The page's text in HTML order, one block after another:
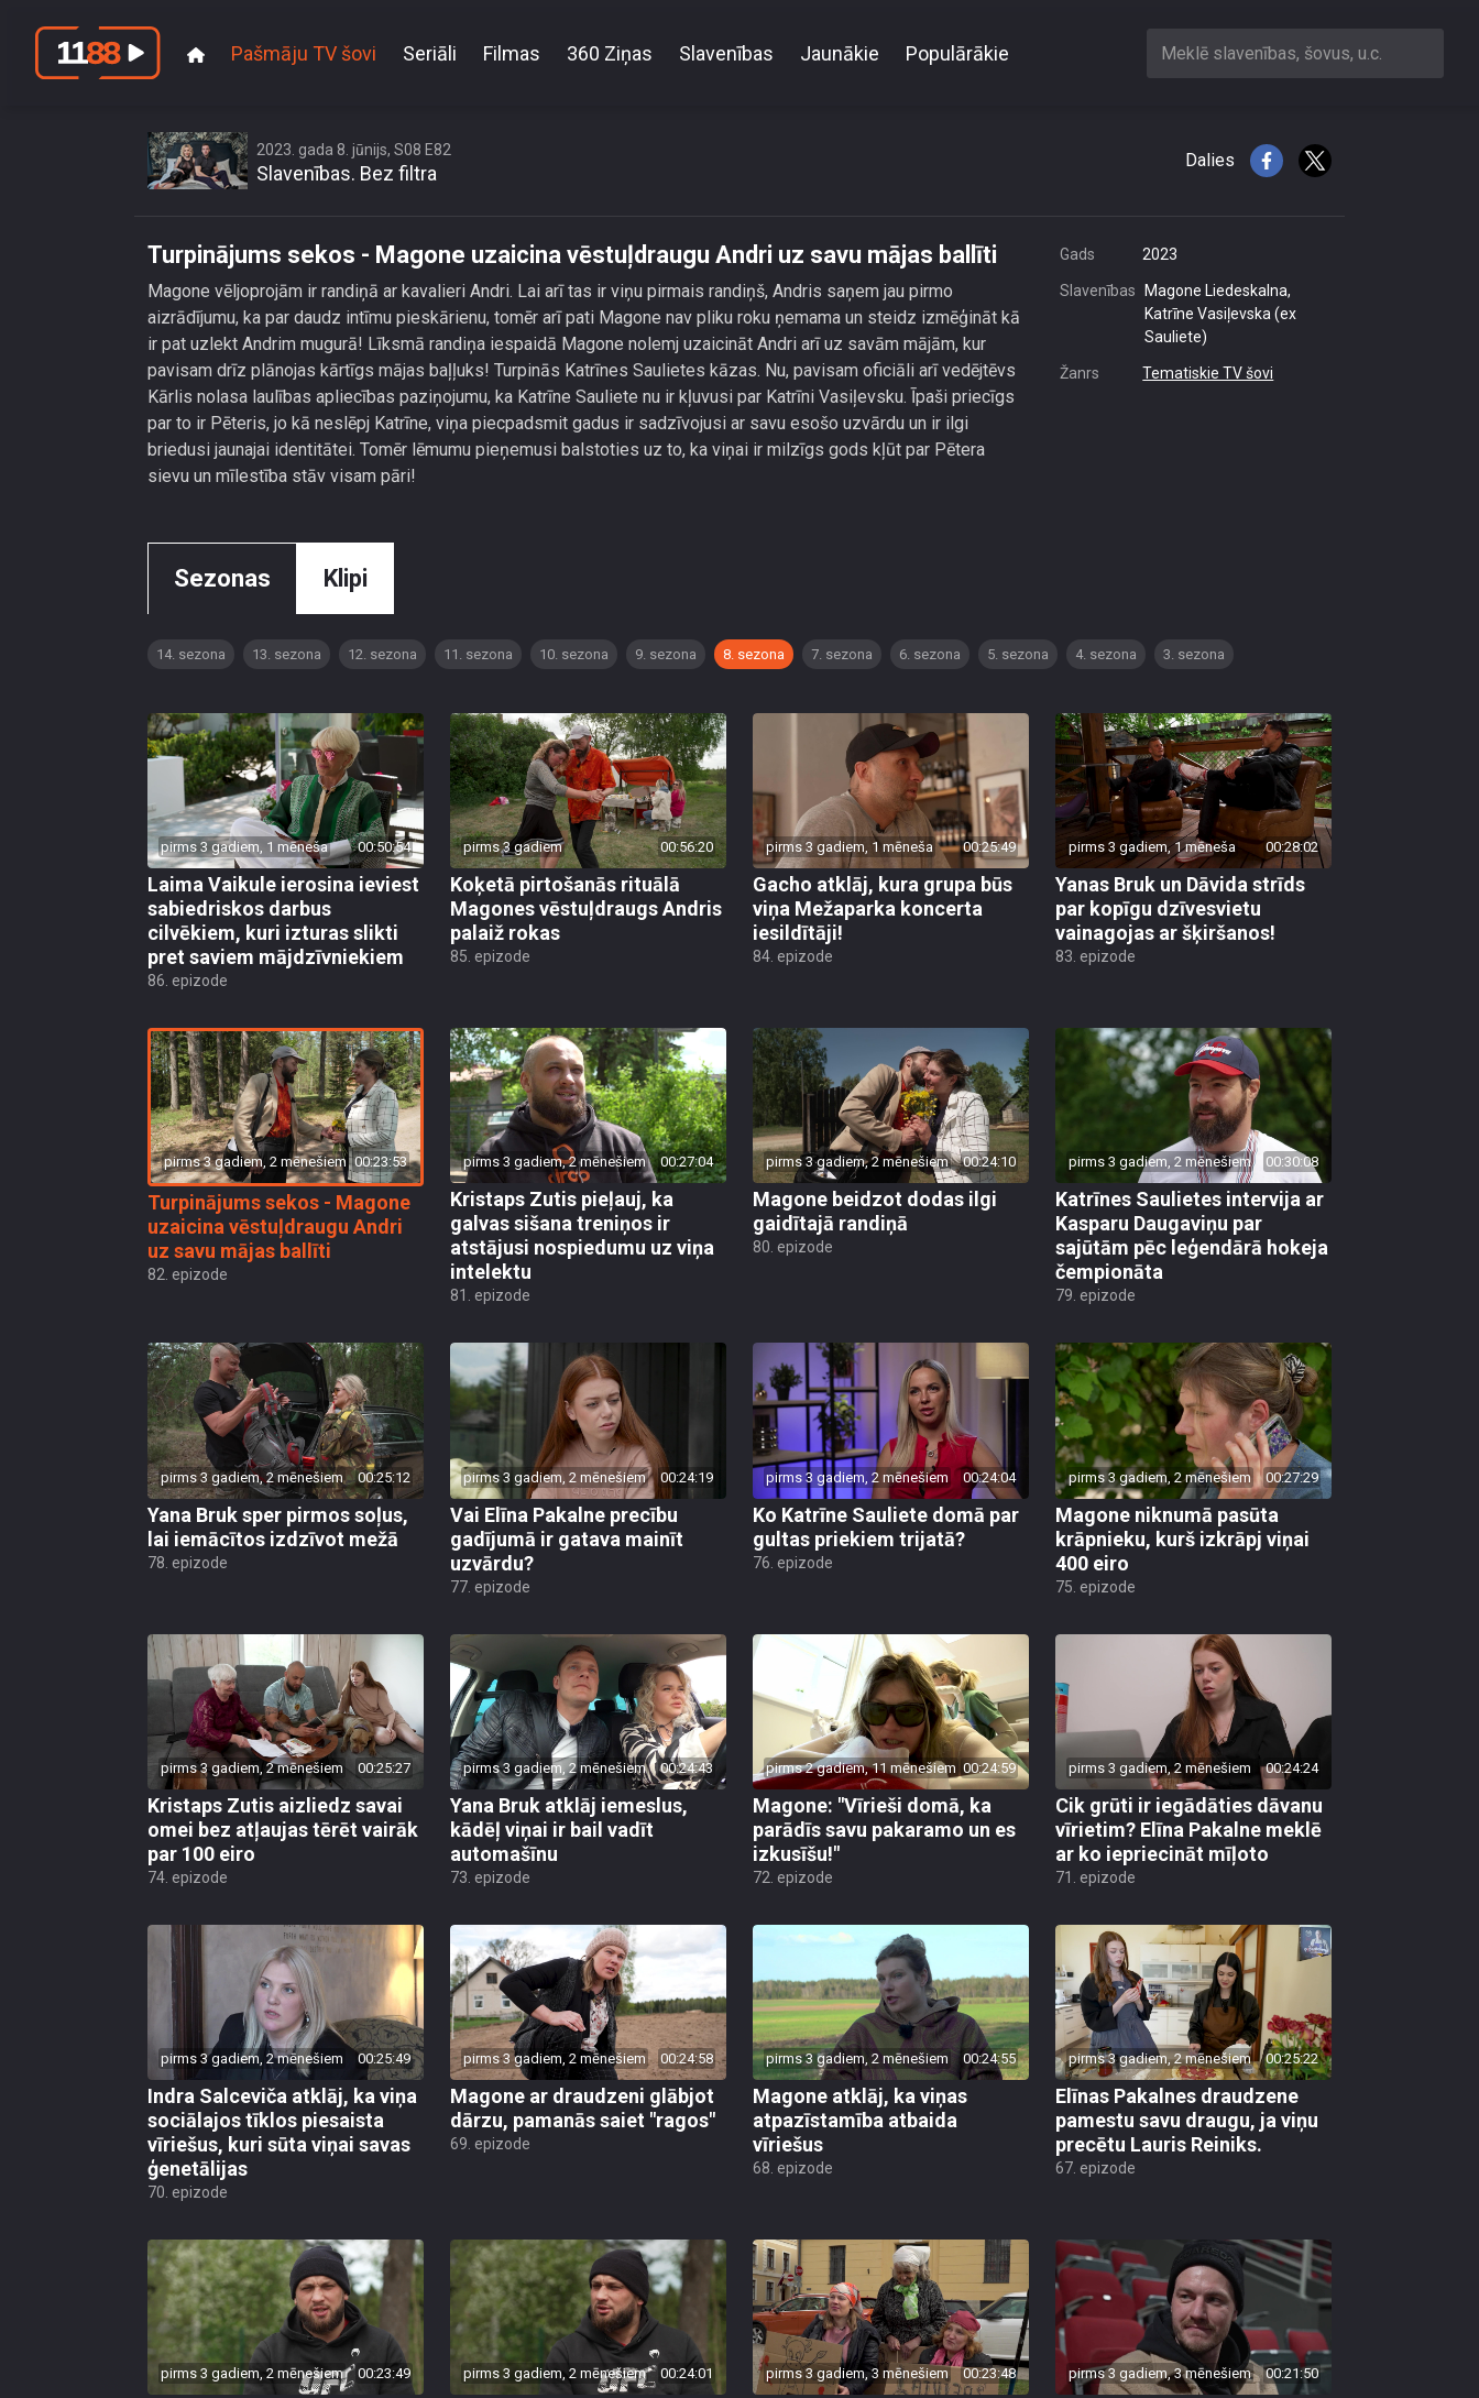
Pašmāju TV šovi Seriāli Filmas 360 Ziņas Slavenības Jaunākie Populārākie Meklē slavenības, šovus, u.c.
2023. gada 8. jūnijs, S08 E82
Slavenības. Bez filtra
Dalies
Turpinājums sekos - Magone uzaicina vēstuļdraugu Andri uz savu mājas ballīti
Magone vēljoprojām ir randiņā ar kavalieri Andri. Lai arī tas ir viņu pirmais randiņš, Andris saņem jau pirmo
aizrādījumu, ka par daudz intīmu pieskārienu, tomēr arī pati Magone nav pliku roku ņemama un steidz izmēģināt kā
ir pat uzlekt Andrim mugurā! Līksmā randiņa iespaidā Magone nolemj uzaicināt Andri arī uz savām mājām, kur
pavisam drīz plānojas kārtīgs mājas baļļuks! Turpinās Katrīnes Saulietes kāzas. Nu, pavisam oficiāli arī vedējtēvs
Kārlis nolasa laulības apliecības paziņojumu, ka Katrīne Sauliete nu ir kļuvusi par Katrīni Vasiļevsku. Īpaši priecīgs
par to ir Pēteris, jo kā neslēpj Katrīne, viņa piecpadsmit gadus ir sadzīvojusi ar savu esošo uzvārdu un ir ilgi
briedusi jaunajai identitātei. Tomēr lēmumu pieņemusi balstoties uz to, ka viņai ir milzīgs gods kļūt par Pētera
sievu un mīlestība stāv visam pāri!
Gads 2023
Slavenības
Magone Liedeskalna,
Katrīne Vasiļevska (ex
Sauliete)
Žanrs Tematiskie TV šovi
Sezonas Klipi
14. sezona 13. sezona 12. sezona 11. sezona 10. sezona 9. sezona 8. sezona 7. sezona 6. sezona 5. sezona 4. sezona 3. sezona
pirms 3 gadiem, 1 mēneša 00:50:54
Laima Vaikule ierosina ieviest
sabiedriskos darbus
cilvēkiem, kuri izturas slikti
pret saviem mājdzīvniekiem
86. epizode
pirms 3 gadiem 00:56:20
Koķetā pirtošanās rituālā
Magones vēstuļdraugs Andris
palaiž rokas
85. epizode
pirms 3 gadiem, 1 mēneša 00:25:49
Gacho atklāj, kura grupa būs
viņa Mežaparka koncerta
iesildītāji!
84. epizode
pirms 3 gadiem, 1 mēneša 00:28:02
Yanas Bruk un Dāvida strīds
par kopīgu dzīvesvietu
vainagojas ar šķiršanos!
83. epizode
pirms 3 gadiem, 2 mēnešiem 00:23:53
Turpinājums sekos - Magone
uzaicina vēstuļdraugu Andri
uz savu mājas ballīti
82. epizode
pirms 3 gadiem, 2 mēnešiem 00:27:04
Kristaps Zutis pieļauj, ka
galvas sišana treniņos ir
atstājusi nospiedumu uz viņa
intelektu
81. epizode
pirms 3 gadiem, 2 mēnešiem 00:24:10
Magone beidzot dodas ilgi
gaidītajā randiņā
80. epizode
pirms 3 gadiem, 2 mēnešiem 00:30:08
Katrīnes Saulietes intervija ar
Kasparu Daugaviņu par
sajūtām pēc leģendārā hokeja
čempionāta
79. epizode
pirms 3 gadiem, 2 mēnešiem 00:25:12
Yana Bruk sper pirmos soļus,
lai iemācītos izdzīvot mežā
78. epizode
pirms 3 gadiem, 2 mēnešiem 00:24:19
Vai Elīna Pakalne precību
gadījumā ir gatava mainīt
uzvārdu?
77. epizode
pirms 3 gadiem, 2 mēnešiem 00:24:04
Ko Katrīne Sauliete domā par
gultas priekiem trijatā?
76. epizode
pirms 3 gadiem, 2 mēnešiem 00:27:29
Magone niknumā pasūta
krāpnieku, kurš izkrāpj viņai
400 eiro
75. epizode
pirms 3 gadiem, 2 mēnešiem 00:25:27
Kristaps Zutis aizliedz savai
omei bez atļaujas tērēt vairāk
par 100 eiro
74. epizode
pirms 3 gadiem, 2 mēnešiem 00:24:43
Yana Bruk atklāj iemeslus,
kādēļ viņai ir bail vadīt
automašīnu
73. epizode
pirms 2 gadiem, 11 mēnešiem 00:24:59
Magone: "Vīrieši domā, ka
parādīs savu pakaramo un es
izkusīšu!"
72. epizode
pirms 3 gadiem, 2 mēnešiem 00:24:24
Cik grūti ir iegādāties dāvanu
vīrietim? Elīna Pakalne meklē
ar ko iepriecināt mīļoto
71. epizode
pirms 3 gadiem, 2 mēnešiem 00:25:49
Indra Salceviča atklāj, ka viņa
sociālajos tīklos piesaista
vīriešus, kuri sūta viņai savas
ģenetālijas
70. epizode
pirms 3 gadiem, 2 mēnešiem 00:24:58
Magone ar draudzeni glābjot
dārzu, pamanās saiet "ragos"
69. epizode
pirms 3 gadiem, 2 mēnešiem 00:24:55
Magone atklāj, ka viņas
atpazīstamība atbaida
vīriešus
68. epizode
pirms 3 gadiem, 2 mēnešiem 00:25:22
Elīnas Pakalnes draudzene
pamestu savu draugu, ja viņu
precētu Lauris Reiniks.
67. epizode
pirms 3 gadiem, 2 mēnešiem 00:23:49 pirms 3 gadiem, 2 mēnešiem 00:24:01 pirms 3 gadiem, 3 mēnešiem 00:23:48 pirms 3 gadiem, 3 mēnešiem 00:21:50